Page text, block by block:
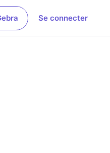
Se connecter